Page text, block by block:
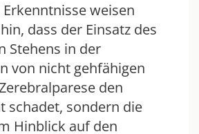
weisen
dass der Einsatz des
Stehens in der
von nicht gehfähigen
den
schadet, sondern die
Hinblick auf den